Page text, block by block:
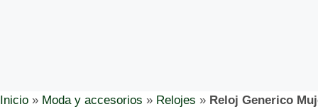
Inicio » Moda y accesorios » Relojes » Reloj Generico